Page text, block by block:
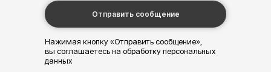
Отправить сообщение
Нажимая кнопку «Отправить сообщение»,
вы соглашаетесь на обработку персональных
данных